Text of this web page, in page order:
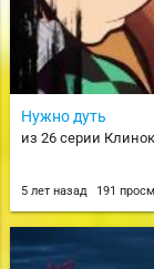
Нужно дуть
из 26 серии
5 лет назад 191